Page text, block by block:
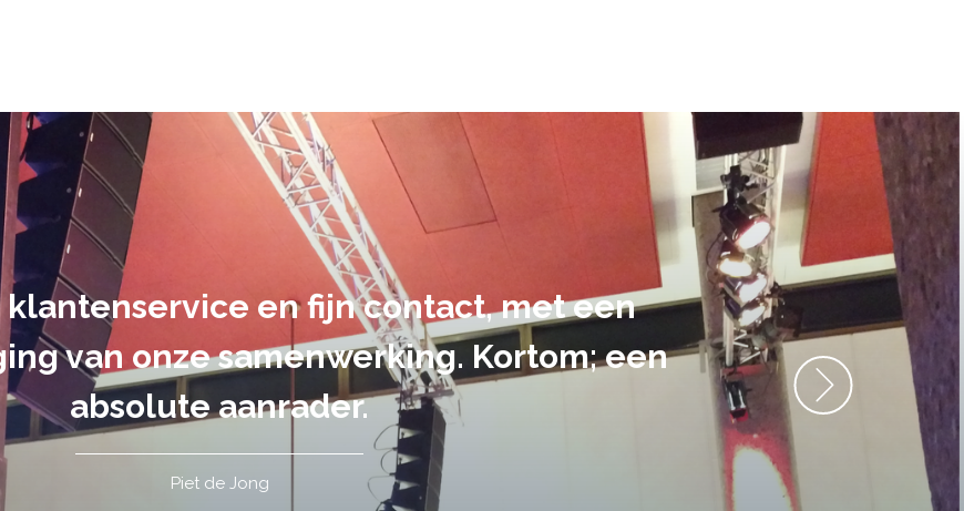
uitvoering van ons evenement heb ik
gegeven en dat is een aanrader! Alles
tot in de puntjes verzorgd.
Tim de Lange